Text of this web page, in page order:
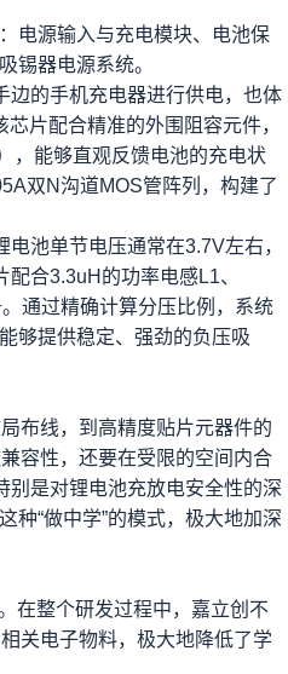
电源输入与充电模块、电池保
锡器电源系统。
边的手机充电器进行供电，也体
片配合精准的外围阻容元件，
，能够直观反馈电池的充电状
双N沟道MOS管阵列，构建了
池单节电压通常在3.7V左右，
合3.3uH的功率电感L1、
通过精确计算分压比例，系统
够提供稳定、强劲的负压吸
布线，到高精度贴片元器件的
容性，还要在受限的空间内合
别是对锂电池充放电安全性的深
种“做中学”的模式，极大地加深
在整个研发过程中，嘉立创不
关电子物料，极大地降低了学